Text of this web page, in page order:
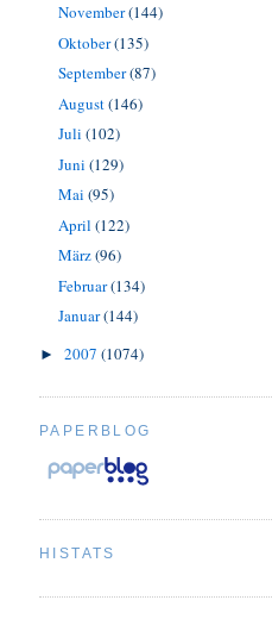
November(144)
Oktober(135)
September(87)
August(146)
Juli (102)
Juni (129)
Mai (95)
April (122)
März(96)
Februar(134)
Januar(144)
► 2007 (1074)
PAPERBLOG
HISTATS